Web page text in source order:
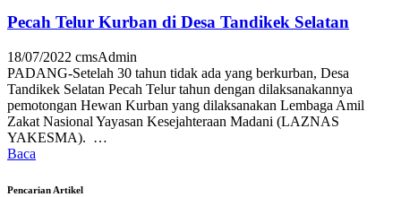
Pecah Telur Kurban di Desa Tandikek Selatan
18/07/2022 cmsAdmin
PADANG-Setelah 30 tahun tidak ada yang berkurban, Desa
Tandikek Selatan Pecah Telur tahun dengan dilaksanakannya
pemotongan Hewan Kurban yang dilaksanakan Lembaga Amil
Zakat Nasional Yayasan Kesejahteraan Madani (LAZNAS
YAKESMA). …
Baca
Pencarian Artikel